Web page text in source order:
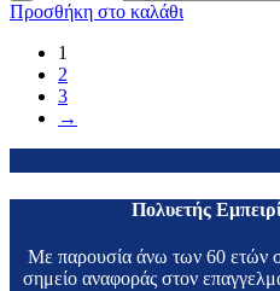
Προσθήκη στο καλάθι
1
2
3
→
Πολυετής
Με παρουσία άνω των 60 ετών
σημείο αναφοράς στον